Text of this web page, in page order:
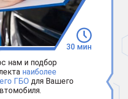
нам и подбор
наиболее
ГБО для Вашего
30 мин